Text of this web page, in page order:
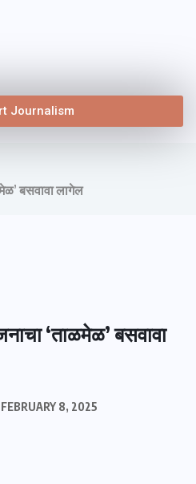
Journalism
बसवावा लागेल
‘ताळमेळ’ बसवावा
FEBRUARY 8, 2025